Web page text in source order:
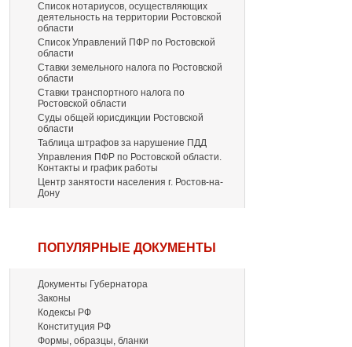
Список нотариусов, осуществляющих
деятельность на территории Ростовской
области
Список Управлений ПФР по Ростовской
области
Ставки земельного налога по Ростовской
области
Ставки транспортного налога по
Ростовской области
Суды общей юрисдикции Ростовской
области
Таблица штрафов за нарушение ПДД
Управления ПФР по Ростовской области.
Контакты и график работы
Центр занятости населения г. Ростов-на-
Дону
ПОПУЛЯРНЫЕ ДОКУМЕНТЫ
Документы Губернатора
Законы
Кодексы РФ
Конституция РФ
Формы, образцы, бланки